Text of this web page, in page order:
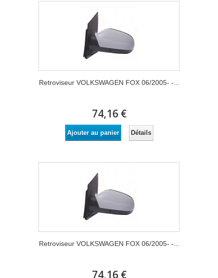
Retroviseur VOLKSWAGEN FOX 06/2005- -...
74,16 €
Ajouter au panier Détails
Retroviseur VOLKSWAGEN FOX 06/2005- -...
74,16 €